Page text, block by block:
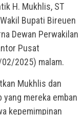
H. Mukhlis, ST
Bupati Bireuen
Dewan Perwakilan
Pusat
2025) malam.
Mukhlis dan
yang mereka emban
kepemimpinan